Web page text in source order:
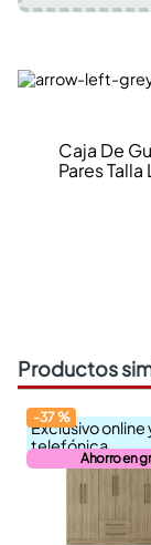
Caja De
Pares Talla
Productos
Exclusivo online
telefónica
Ahorro en
-37%